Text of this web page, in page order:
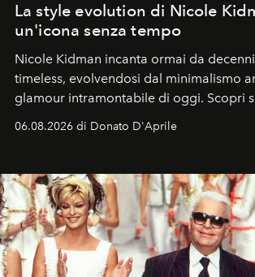
La style evolution di Nicole
un'icona senza tempo
Nicole Kidman incanta ormai da
timeless, evolvendosi dal minimalismo
glamour intramontabile di oggi. Scopri
Italia la sua style evolution.
06.08.2026 di Donato D'Aprile